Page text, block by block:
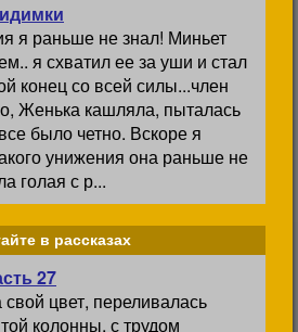
я раньше не знал! Миньет
я схватил ее за уши и стал
конец со всей силы...член
Женька кашляла, пыталась
было четно. Вскоре я
унижения она раньше не
голая с р...
в рассказах
27
цвет, переливалась
колонны, с трудом